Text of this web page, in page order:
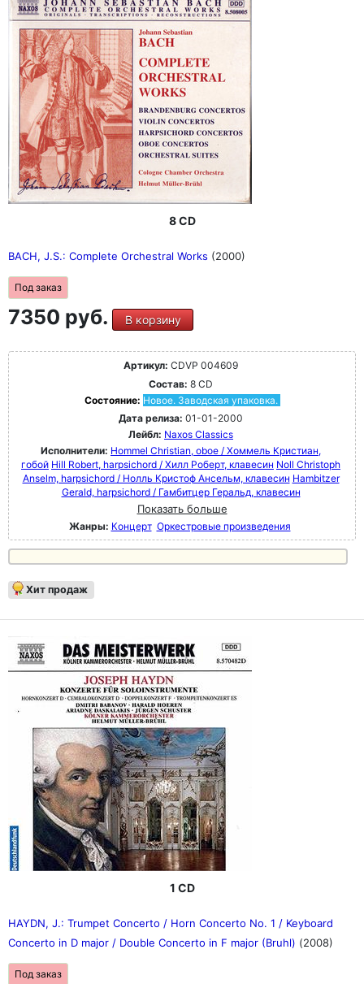
8 CD
BACH, J.S.: Complete Orchestral Works (2000)
Под заказ
7350 руб. В корзину
Артикул: CDVP 004609
Состав: 8 CD
Состояние: Новое. Заводская упаковка.
Дата релиза: 01-01-2000
Лейбл: Naxos Classics
Исполнители: Hommel Christian, oboe / Хоммель Кристиан,
гобой Hill Robert, harpsichord / Хилл Роберт, клавесин Noll Christoph
Anselm, harpsichord / Нолль Кристоф Ансельм, клавесин Hambitzer
Gerald, harpsichord / Гамбитцер Геральд, клавесин
Показать больше
Жанры: Концерт Оркестровые произведения
Хит продаж
1 CD
HAYDN, J.: Trumpet Concerto / Horn Concerto No. 1 / Keyboard
Concerto in D major / Double Concerto in F major (Bruhl) (2008)
Под заказ